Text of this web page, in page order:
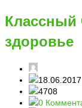
Классный
здоровье
18.06.2017
4708
0